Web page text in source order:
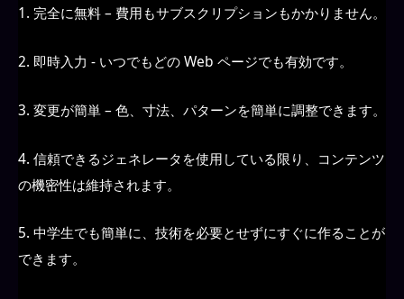
1. 完全に無料 – 費用もサブスクリプションもかかりません。
2. 即時入力 - いつでもどの Web ページでも有効です。
3. 変更が簡単 – 色、寸法、パターンを簡単に調整できます。
4. 信頼できるジェネレータを使用している限り、コンテンツ
の機密性は維持されます。
5. 中学生でも簡単に、技術を必要とせずにすぐに作ることが
できます。